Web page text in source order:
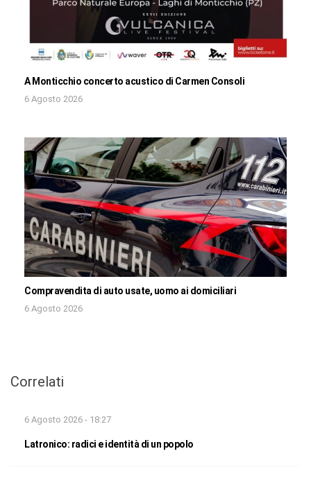
A Monticchio concerto acustico di Carmen Consoli
6 Agosto 2026
Compravendita di auto usate, uomo ai domiciliari
6 Agosto 2026
Correlati
6 Agosto 2026 - 18:27
Latronico: radici e identità di un popolo